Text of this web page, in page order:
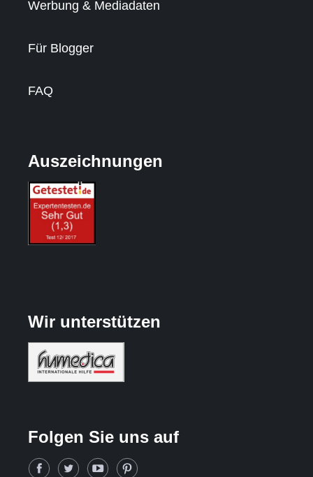
Werbung & Mediadaten
Für Blogger
FAQ
Auszeichnungen
Wir unterstützen
Folgen Sie uns auf